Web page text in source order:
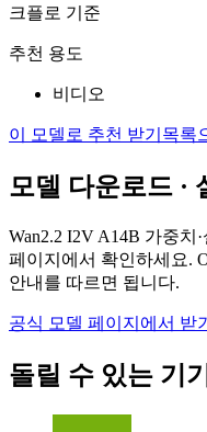
크플로 기준
추천 용도
비디오
이 모델로 추천 받기 목록
모델 다운로드 ·
Wan2.2 I2V A14B 가중치
페이지에서 확인하세요.
안내를 따르면 됩니다.
공식 모델 페이지에서 받기
돌릴 수 있는 기